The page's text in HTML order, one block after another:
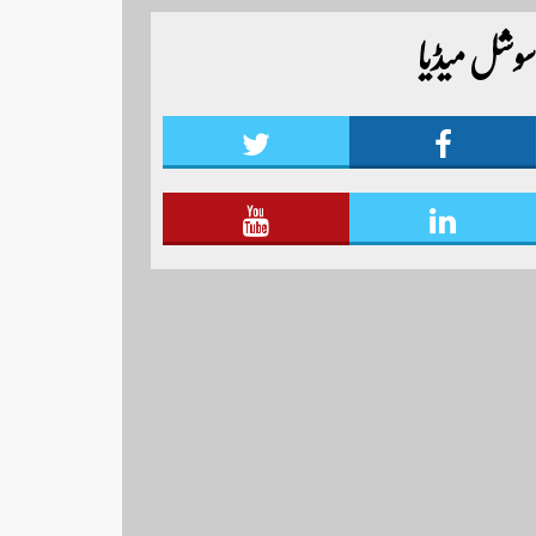
ٹائیگر اسپورٹس کلب کے زیر اہتمام منعقدہ کیا جا رہا
ہے۔ سجاد حسین نمائندہ شگر مزید اپڈیٹس دیکھنےسوشل میڈیا